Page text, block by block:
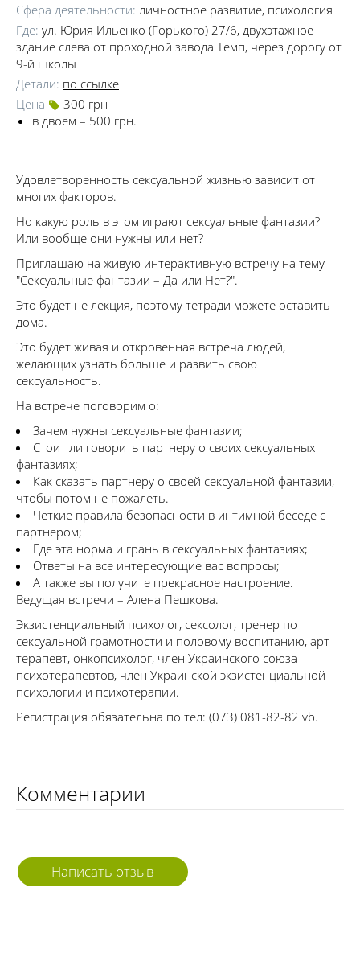
Сфера деятельности: личностное развитие, психология
Где: ул. Юрия Ильенко (Горького) 27/6, двухэтажное
здание слева от проходной завода Темп, через дорогу от
9-й школы
Детали: по ссылке
Цена
300 грн
в двоем – 500 грн.
Удовлетворенность сексуальной жизнью зависит от
многих факторов.
Но какую роль в этом играют сексуальные фантазии?
Или вообще они нужны или нет?
Приглашаю на живую интерактивную встречу на тему
"Сексуальные фантазии – Да или Нет?".
Это будет не лекция, поэтому тетради можете оставить
дома.
Это будет живая и откровенная встреча людей,
желающих узнать больше и развить свою
сексуальность.
На встрече поговорим о:
Зачем нужны сексуальные фантазии;
Стоит ли говорить партнеру о своих сексуальных
фантазиях;
Как сказать партнеру о своей сексуальной фантазии,
чтобы потом не пожалеть.
Четкие правила безопасности в интимной беседе с
партнером;
Где эта норма и грань в сексуальных фантазиях;
Ответы на все интересующие вас вопросы;
А также вы получите прекрасное настроение.
Ведущая встречи – Алена Пешкова.
Экзистенциальный психолог, сексолог, тренер по
сексуальной грамотности и половому воспитанию, арт
терапевт, онкопсихолог, член Украинского союза
психотерапевтов, член Украинской экзистенциальной
психологии и психотерапии.
Регистрация обязательна по тел: (073) 081-82-82 vb.
Комментарии
Написать отзыв